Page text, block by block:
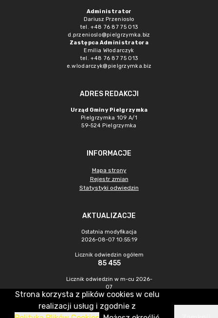
Administrator
Dariusz Przeniosło
tel. +48 76 87 75 013
d.przenioslo@pielgrzymka.biz
Zastępca Administratora
Emilia Włodarczyk
tel. +48 76 87 75 013
e.wlodarczyk@pielgrzymka.biz
ADRES REDAKCJI
Urząd Gminy Pielgrzymka
Pielgrzymka 109 A/1
59-524 Pielgrzymka
INFORMACJE
Mapa strony
Rejestr zmian
Statystyki odwiedzin
AKTUALIZACJE
Ostatnia modyfikacja
2026-08-07 10:55:19
Licznik odwiedzin ogółem
85 455
Licznik odwiedzin w m-cu 2026-
07
222
Strona korzysta z plików cookies w celu
realizacji usług i zgodnie z